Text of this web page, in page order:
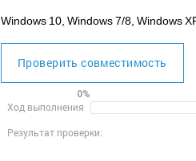
Windows 10, Windows 7/8, Windows
Проверить совместимость
Ход выполнения
0%
Результат проверки: